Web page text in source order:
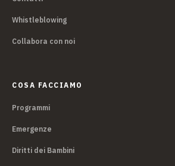
Whistleblowing
Collabora con noi
COSA FACCIAMO
Programmi
Emergenze
Diritti dei Bambini